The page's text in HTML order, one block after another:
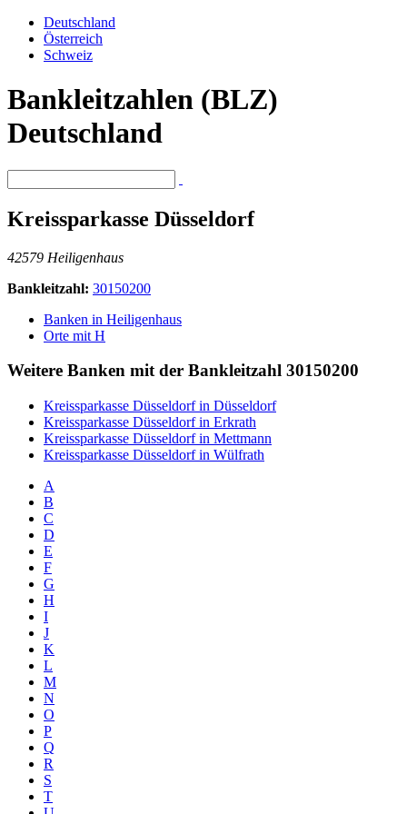
Deutschland
Österreich
Schweiz
Bankleitzahlen (BLZ)
Deutschland
Kreissparkasse Düsseldorf
42579 Heiligenhaus
Bankleitzahl: 30150200
Banken in Heiligenhaus
Orte mit H
Weitere Banken mit der Bankleitzahl 30150200
Kreissparkasse Düsseldorf in Düsseldorf
Kreissparkasse Düsseldorf in Erkrath
Kreissparkasse Düsseldorf in Mettmann
Kreissparkasse Düsseldorf in Wülfrath
A
B
C
D
E
F
G
H
I
J
K
L
M
N
O
P
Q
R
S
T